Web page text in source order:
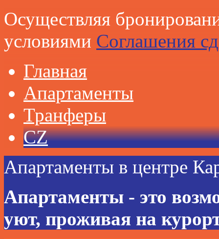
Осуществляя
условиями Соглашения
Главная
Апартаменты
Транферы
CZ
Апартаменты в центре
Апартаменты - это
уют, проживая на